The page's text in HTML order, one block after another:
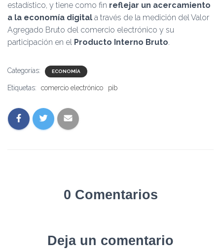
estadístico, y tiene como fin reflejar un acercamiento
a la economía digital a través de la medición del Valor
Agregado Bruto del comercio electrónico y su
participación en el Producto Interno Bruto.
Categorías: ECONOMÍA
Etiquetas: comercio electrónico pib
0 Comentarios
Deja un comentario